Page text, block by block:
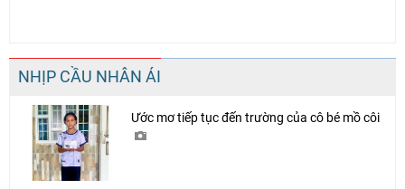
NHỊP CẦU NHÂN ÁI
Ước mơ tiếp tục đến trường của cô bé mồ côi